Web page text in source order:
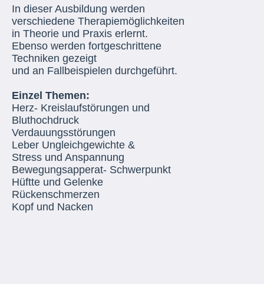
In dieser Ausbildung werden
verschiedene Therapiemöglichkeiten
in Theorie und Praxis erlernt.
Ebenso werden fortgeschrittene
Techniken gezeigt
und an Fallbeispielen durchgeführt.
Einzel Themen:
Herz- Kreislaufstörungen und
Bluthochdruck
Verdauungsstörungen
Leber Ungleichgewichte &
Stress und Anspannung
Bewegungsapperat- Schwerpunkt
Hüftte und Gelenke
Rückenschmerzen
Kopf und Nacken